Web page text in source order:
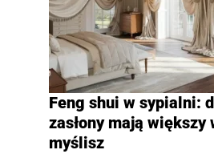
Feng shui w sypialni:
zasłony mają większy
myślisz